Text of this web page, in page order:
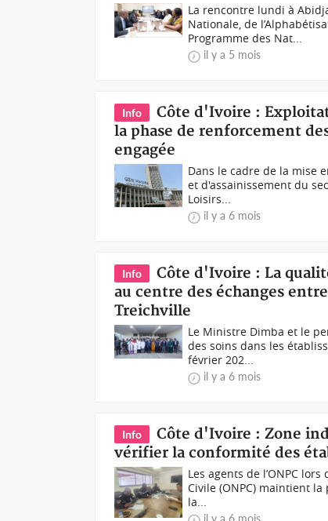
La rencontre lundi à
Nationale, de
Programme des Nat...
il y a 5 mois
Info
Côte d'Ivoire :
la phase de renforcement
engagée
Dans le cadre de la mise
et d'assainissement du
Loisirs...
il y a 6 mois
Info
Côte d'Ivoire : La
au centre des échanges
Treichville
Le Ministre Dimba et le
des soins dans les
février 202...
il y a 6 mois
Info
Côte d'Ivoire : Zone
vérifier la conformité des
Les agents de l’ONPC
Civile (ONPC) maintient
la...
il y a 6 mois